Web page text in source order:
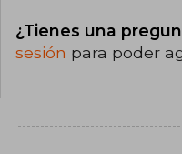
¿Tienes una
sesión para poder